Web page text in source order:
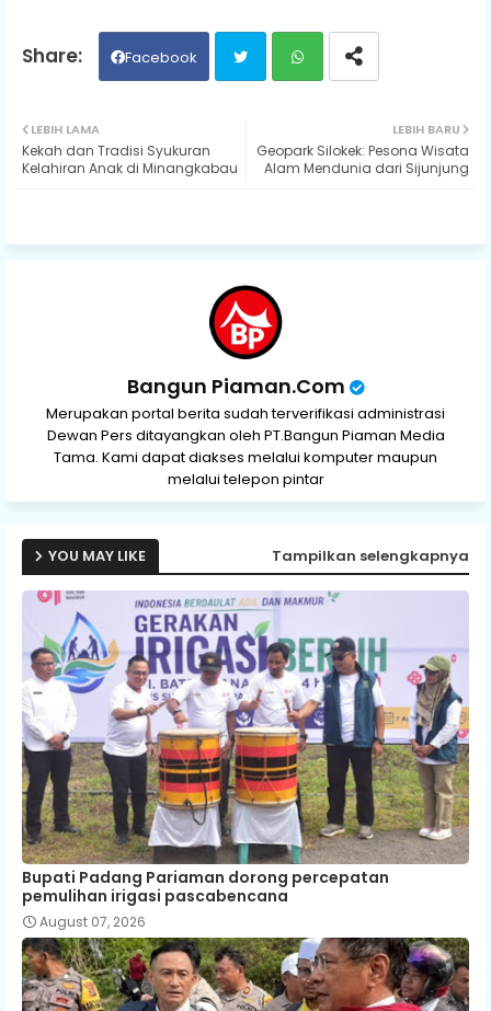
Facebook
ats
LEBIH BARU
Geopark Silokek: Pesona Wisata
Alam Mendunia dari Sijunjung
LEBIH LAMA
Kekah dan Tradisi Syukuran
Kelahiran Anak di Minangkabau
Bangun Piaman.Com
Merupakan portal berita sudah terverifikasi administrasi
Dewan Pers ditayangkan oleh PT.Bangun Piaman Media
Tama. Kami dapat diakses melalui komputer maupun
melalui telepon pintar
YOU MAY LIKE Tampilkan selengkapnya
Bupati Padang Pariaman dorong percepatan
pemulihan irigasi pascabencana
August 07, 2026